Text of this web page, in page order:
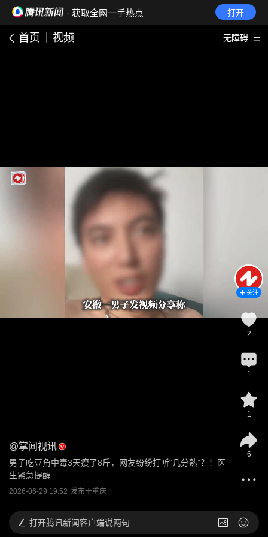
· 获取全网一手热点 打开
首页 视频 无障碍
@掌闻视讯
男子吃豆角中毒3天瘦了8斤，网友纷纷打听“几分熟”？！医
生紧急提醒
2026-06-29 19:52 发布于重庆
关注
2
1
1
6
打开腾讯新闻客户端说两句